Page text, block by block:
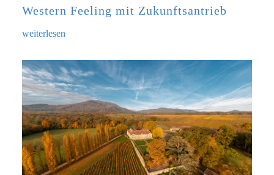
Western Feeling mit Zukunftsantrieb
weiterlesen